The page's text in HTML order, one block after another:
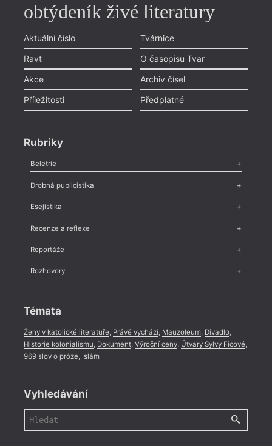
obtýdeník živé literatury
Aktuální číslo
Ravt
Akce
Příležitosti
Tvárnice
O časopisu Tvar
Archiv čísel
Předplatné
Rubriky
Beletrie
Poezie,Próza,Dokumenty
Drobná publicistika
Odlesk
Nekrolog,Glosa,Sloupek,Pozvánka,Literární soutěž,
Esejistika
Esej , Pádlo,Úvaha
Recenze a reflexe
Recenze
Méně slov o próze,Celá rubrika
Reportáže
Literární zítřky
Celá rubrika
Rozhovory
Témata
Ženy v katolické literatuře, Právě vychází, Mauzoleum, Divadlo,
Historie kolonialismu, Dokument, Výroční ceny, Útvary Sylvy Ficové,
969 slov o próze, Islám
Vyhledávání